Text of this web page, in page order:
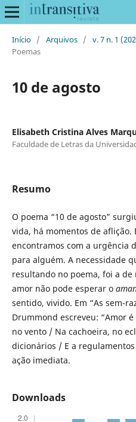
Início / Arquivos / v. 7 n. 1
Poemas
10 de agosto
Elisabeth Cristina Alves
Faculdade de Letras da
Resumo
O poema “10 de agosto”
vida, há momentos de aflição.
encontramos com a urgência
para alguém. A necessidade
resultando no poema, foi a
amor não pode esperar o
sentido, vivido. Em “As sem-
Drummond escreveu: “Amor
no vento / Na cachoeira, no
dicionários / E a
ação imediata.
Downloads